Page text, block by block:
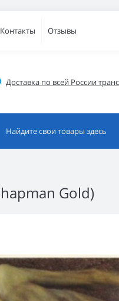
Контакты Отзывы
Доставка по всей России
Gold)